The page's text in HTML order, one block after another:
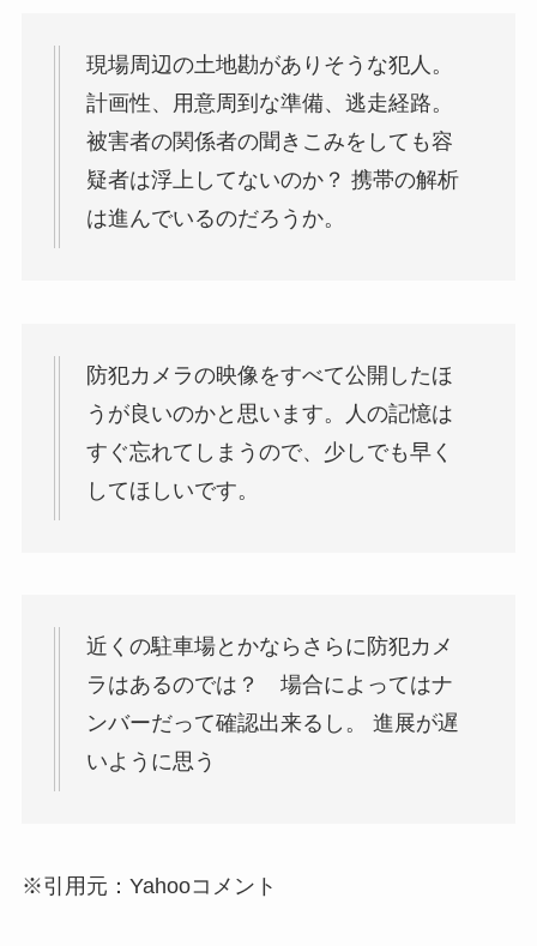
現場周辺の土地勘がありそうな犯人。
計画性、用意周到な準備、逃走経路。
被害者の関係者の聞きこみをしても容
疑者は浮上してないのか？ 携帯の解析
は進んでいるのだろうか。
防犯カメラの映像をすべて公開したほ
うが良いのかと思います。人の記憶は
すぐ忘れてしまうので、少しでも早く
してほしいです。
近くの駐車場とかならさらに防犯カメ
ラはあるのでは？ 場合によってはナ
ンバーだって確認出来るし。 進展が遅
いように思う
※引用元：Yahooコメント